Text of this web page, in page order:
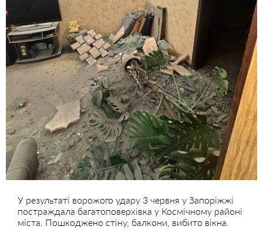
У результаті ворожого удару 3 червня у Запоріжжі
постраждала багатоповерхівка у Космічному районі
міста. Пошкоджено стіну, балкони, вибито вікна.